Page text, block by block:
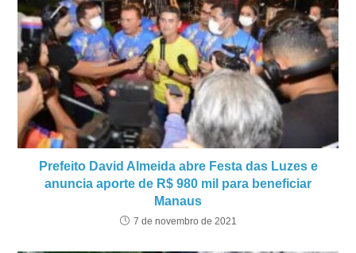
Prefeito David Almeida abre Festa das Luzes e
anuncia aporte de R$ 980 mil para beneficiar
Manaus
7 de novembro de 2021